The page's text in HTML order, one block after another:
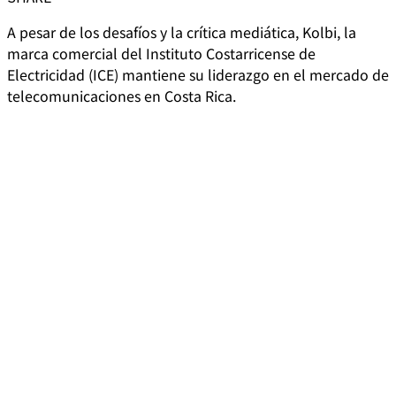
A pesar de los desafíos y la crítica mediática, Kolbi, la
marca comercial del Instituto Costarricense de
Electricidad (ICE) mantiene su liderazgo en el mercado de
telecomunicaciones en Costa Rica.